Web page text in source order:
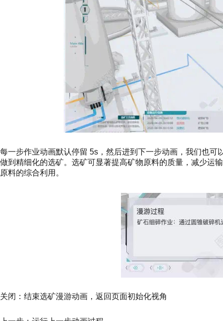
每一步作业动画默认停留 5s，然后进到下一步动画，我们也
做到精细化的选矿。选矿可显著提高矿物原料的质量，减少运
原料的综合利用。
关闭：结束选矿漫游动画，返回页面初始化视角